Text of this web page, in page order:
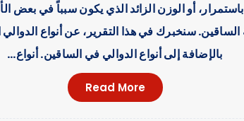
أو الوزن الزائد الذي يكون سبباً في بعض
سنخبرك في هذا التقرير، عن أنواع الدوالي
بالإضافة إلى أنواع الدوالي في الساقين. أنواع…
Read More